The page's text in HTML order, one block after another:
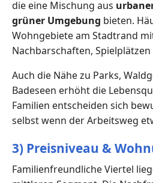
die eine Mischung aus
grüner Umgebung bieten.
Wohngebiete am Stadtrand
Nachbarschaften,
Auch die Nähe zu Parks,
Badeseen erhöht die
Familien entscheiden sich
selbst wenn der Arbeitsweg
3) Preisniveau &
Familienfreundliche Viertel